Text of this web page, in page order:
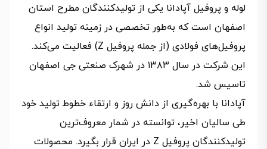
لوله و پروفیل آپادانا یکی از تولیدکنندگان مطرح استان
اصفهان است که به‌طور تخصصی در زمینه تولید انواع
پروفیل‌های فولادی (از جمله پروفیل Z) فعالیت می‌کند.
این شرکت در سال ۱۳۸۳ در شهرک صنعتی جی اصفهان
تاسیس شد.
آپادانا با بهره‌گیری از دانش روز و ارتقاء خطوط تولید خود
طی سالیان اخیر، توانسته در شمار معروف‌ترین
تولیدکنندگان پروفیل Z در ایران قرار بگیرد. محصولات